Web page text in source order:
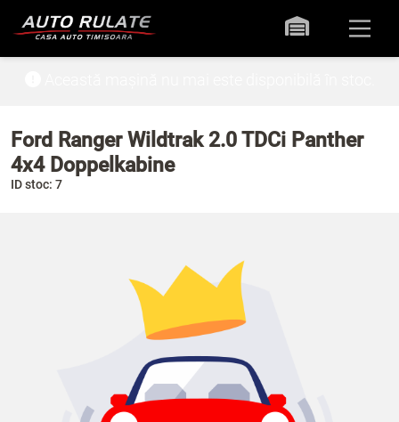
Ford Ranger Wildtrak 2.0 TDCi Panther
4x4 Doppelkabine
ID stoc: 7